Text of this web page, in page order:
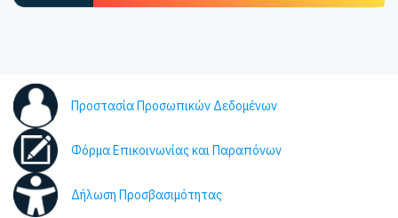
Προστασία Προσωπικών Δεδομένων
Φόρμα Επικοινωνίας και Παραπόνων
Δήλωση Προσβασιμότητας